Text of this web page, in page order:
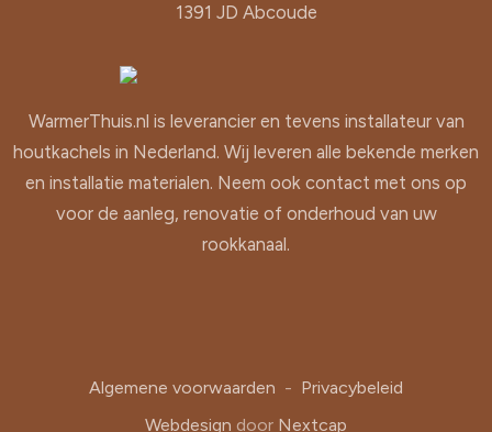
1391 JD Abcoude
WarmerThuis.nl is leverancier en tevens installateur van
houtkachels in Nederland. Wij leveren alle bekende merken
en installatie materialen. Neem ook contact met ons op
voor de aanleg, renovatie of onderhoud van uw
rookkanaal.
Algemene voorwaarden - Privacybeleid
Webdesign door Nextcap